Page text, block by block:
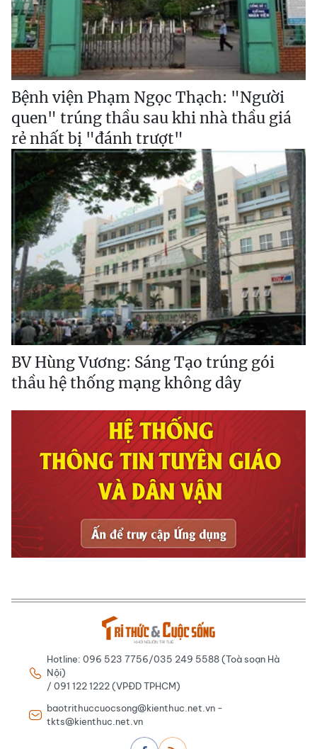
Bệnh viện Phạm Ngọc Thạch: "Người
quen" trúng thầu sau khi nhà thầu giá
rẻ nhất bị "đánh trượt"
BV Hùng Vương: Sáng Tạo trúng gói
thầu hệ thống mạng không dây
Hotline: 096 523 7756/035 249 5588 (Toà soạn Hà
Nội)
/ 091 122 1222 (VPĐD TPHCM)
baotrithuccuocsong@kienthuc.net.vn -
tkts@kienthuc.net.vn